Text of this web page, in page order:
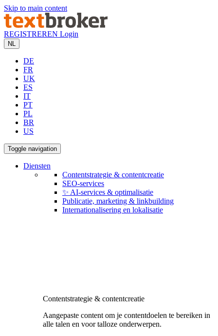
Skip to main content
REGISTREREN Login
NL
DE
FR
UK
ES
IT
PT
PL
BR
US
Toggle navigation
Diensten
Contentstrategie & contentcreatie
SEO-services
✨ AI-services & optimalisatie
Publicatie, marketing & linkbuilding
Internationalisering en lokalisatie
Contentstrategie & contentcreatie
Aangepaste content om je contentdoelen te bereiken in
alle talen en voor talloze onderwerpen.